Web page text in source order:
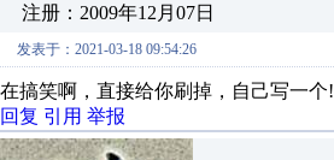
注册：2009年12月07日
发表于：2021-03-18 09:54:26
在搞笑啊，直接给你刷掉，自己写一个!
回复 引用 举报